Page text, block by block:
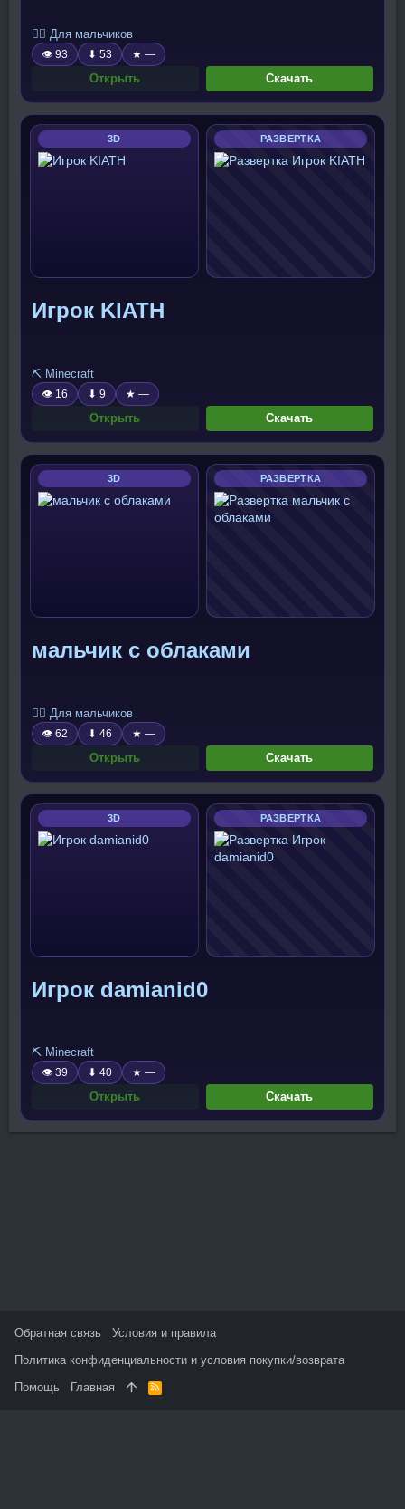
🧍‍♂️ Для мальчиков
👁 93 ⬇ 53 ★ —
Открыть Скачать
3D РАЗВЕРТКА
Игрок KIATH
⛏️ Minecraft
👁 16 ⬇ 9 ★ —
Открыть Скачать
3D РАЗВЕРТКА
мальчик с облаками
🧍‍♂️ Для мальчиков
👁 62 ⬇ 46 ★ —
Открыть Скачать
3D РАЗВЕРТКА
Игрок damianid0
⛏️ Minecraft
👁 39 ⬇ 40 ★ —
Открыть Скачать
Обратная связь
Условия и правила
Политика конфиденциальности и условия покупки/возврата
Помощь
Главная
R